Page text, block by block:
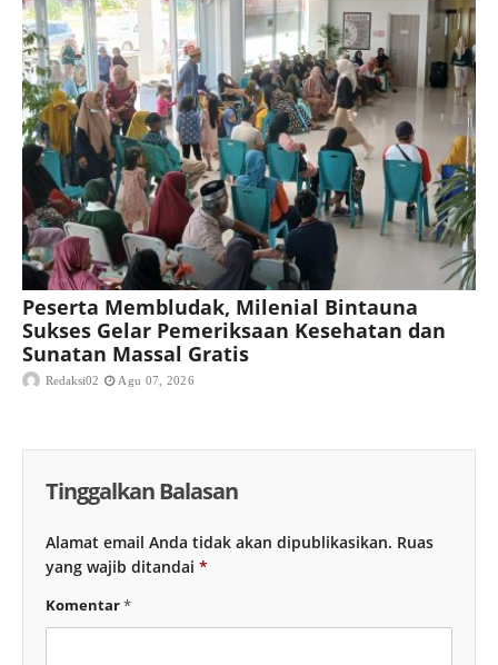
Peserta Membludak, Milenial Bintauna
Sukses Gelar Pemeriksaan Kesehatan dan
Sunatan Massal Gratis
Redaksi02 Agu 07, 2026
Tinggalkan Balasan
Alamat email Anda tidak akan dipublikasikan. Ruas
yang wajib ditandai *
Komentar*